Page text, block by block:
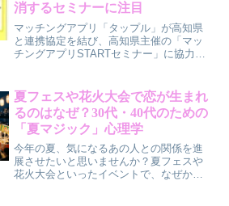
消するセミナーに注目
マッチングアプリ「タップル」が高知県
と連携協定を結び、高知県主催の「マッ
チングアプリSTARTセミナー」に協力し
消し、安全にアプリを利用するためのサ
ポートを提供します。
夏フェスや花火大会で恋が生まれ
るのはなぜ？30代・40代のための
「夏マジック」心理学
今年の夏、気になるあの人との関係を進
展させたいと思いませんか？夏フェスや
花火大会といったイベントで、なぜか恋